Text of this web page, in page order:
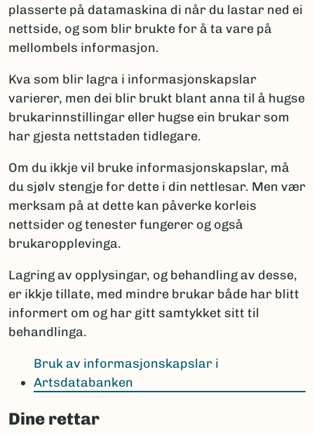
plasserte på datamaskina di når du lastar ned ei
nettside, og som blir brukte for å ta vare på
mellombels informasjon.
Kva som blir lagra i informasjonskapslar
varierer, men dei blir brukt blant anna til å hugse
brukarinnstillingar eller hugse ein brukar som
har gjesta nettstaden tidlegare.
Om du ikkje vil bruke informasjonskapslar, må
du sjølv stengje for dette i din nettlesar. Men vær
merksam på at dette kan påverke korleis
nettsider og tenester fungerer og også
brukaropplevinga.
Lagring av opplysingar, og behandling av desse,
er ikkje tillate, med mindre brukar både har blitt
informert om og har gitt samtykket sitt til
behandlinga.
Bruk av informasjonskapslar i
Artsdatabanken
Dine rettar